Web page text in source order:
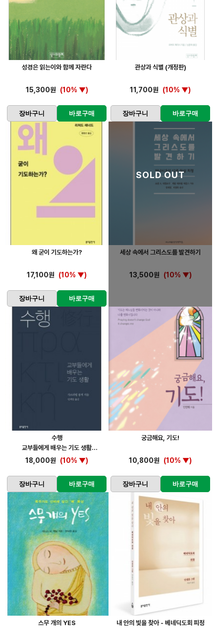
성경은 읽는이와 함께 자란다
15,300원 (10% ▼)
장바구니 바로구매
관상과 식별 (개정판)
11,700원 (10% ▼)
장바구니 바로구매
왜 굳이 기도하는가?
17,100원 (10% ▼)
장바구니 바로구매
SOLD OUT
세상 속에서 그리스도를 발견하기
13,500원 (10% ▼)
수행
교부들에게 배우는 기도 생활
18,000원 (10% ▼)
장바구니 바로구매
궁금해요, 기도!
10,800원 (10% ▼)
장바구니 바로구매
스무 개의 YES 내 안의 빛을 찾아 - 베네딕도회 피정